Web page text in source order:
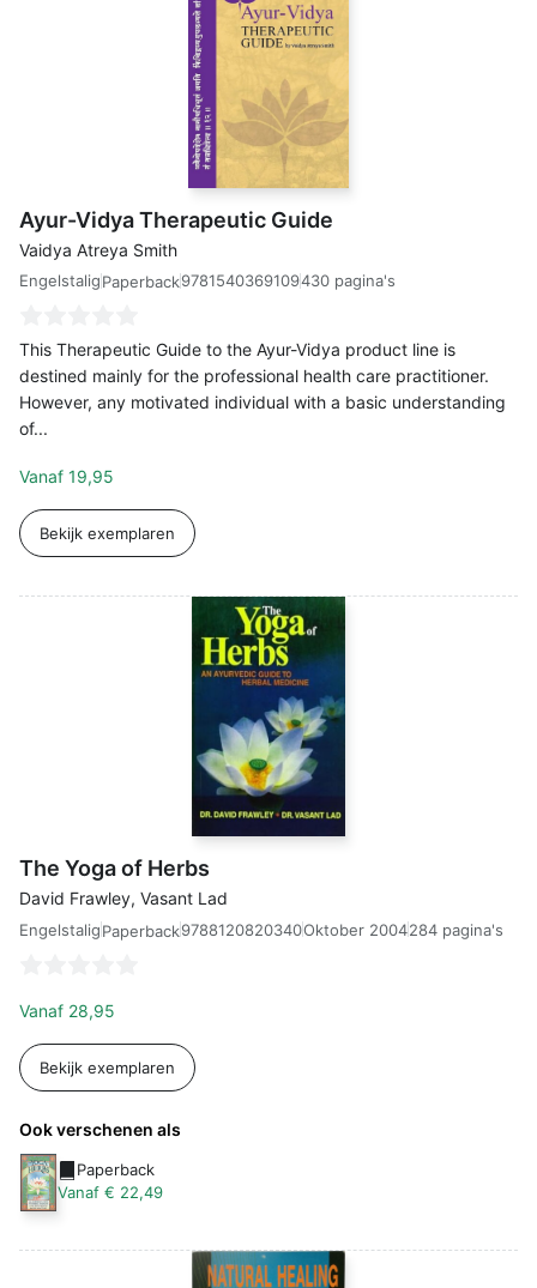
Ayur-Vidya Therapeutic Guide
Vaidya Atreya Smith
EngelstaligPaperback9781540369109430 pagina's
This Therapeutic Guide to the Ayur-Vidya product line is
destined mainly for the professional health care practitioner.
However, any motivated individual with a basic understanding
of...
Vanaf 19,95
Bekijk exemplaren
The Yoga of Herbs
David Frawley, Vasant Lad
EngelstaligPaperback9788120820340Oktober 2004284 pagina's
Vanaf 28,95
Bekijk exemplaren
Ook verschenen als
Paperback
Vanaf € 22,49